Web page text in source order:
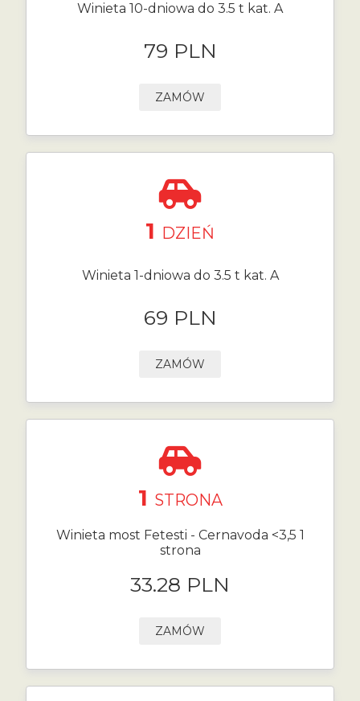
Winieta 10-dniowa do 3.5 t kat. A
79 PLN
ZAMÓW
1 DZIEŃ
Winieta 1-dniowa do 3.5 t kat. A
69 PLN
ZAMÓW
1 STRONA
Winieta most Fetesti - Cernavoda <3,5 1
strona
33.28 PLN
ZAMÓW